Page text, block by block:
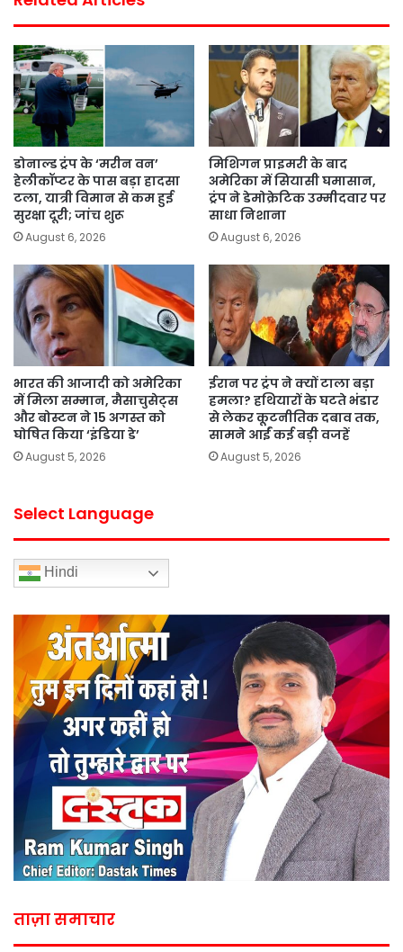
डोनाल्ड ट्रंप के ‘मरीन वन’
हेलीकॉप्टर के पास बड़ा हादसा
टला, यात्री विमान से कम हुई
सुरक्षा दूरी; जांच शुरू
August 6, 2026
मिशिगन प्राइमरी के बाद
अमेरिका में सियासी घमासान,
ट्रंप ने डेमोक्रेटिक उम्मीदवार पर
साधा निशाना
August 6, 2026
भारत की आजादी को अमेरिका
में मिला सम्मान, मैसाचुसेट्स
और बोस्टन ने 15 अगस्त को
घोषित किया ‘इंडिया डे’
August 5, 2026
ईरान पर ट्रंप ने क्यों टाला बड़ा
हमला? हथियारों के घटते भंडार
से लेकर कूटनीतिक दबाव तक,
सामने आईं कई बड़ी वजहें
August 5, 2026
Select Language
Hindi
ताज़ा समाचार